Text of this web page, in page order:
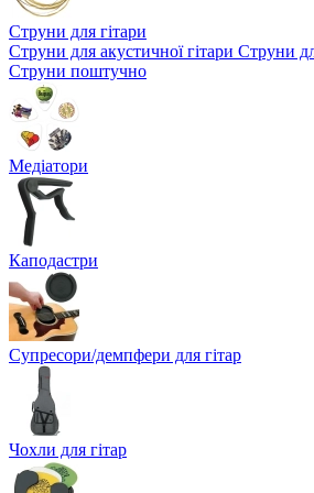
Струни для гітари
Струни для акустичної гітари Струни
Струни поштучно
Медіатори
Каподастри
Супресори/демпфери для гітар
Чохли для гітар